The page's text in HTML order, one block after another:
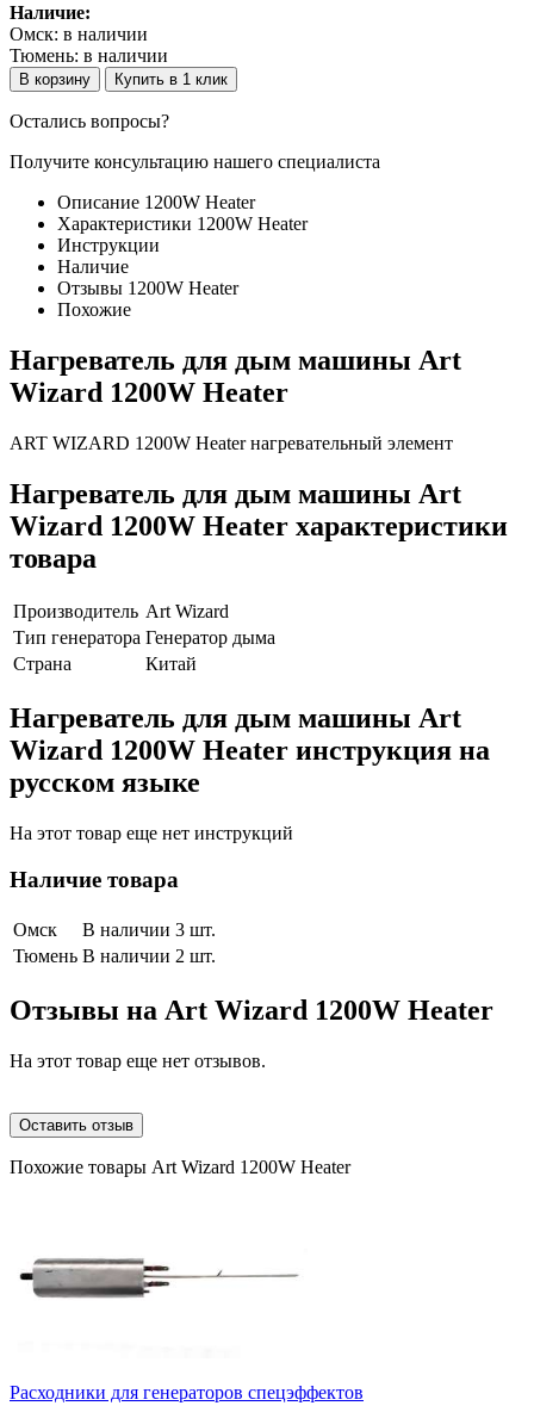
Наличие:
Омск: в наличии
Тюмень: в наличии
В корзину Купить в 1 клик
Остались вопросы?
Получите консультацию нашего специалиста
Описание 1200W Heater
Характеристики 1200W Heater
Инструкции
Наличие
Отзывы 1200W Heater
Похожие
Нагреватель для дым машины Art
Wizard 1200W Heater
ART WIZARD 1200W Heater нагревательный элемент
Нагреватель для дым машины Art
Wizard 1200W Heater характеристики
товара
Производитель Art Wizard
Тип генератора Генератор дыма
Страна
Китай
Нагреватель для дым машины Art
Wizard 1200W Heater инструкция на
русском языке
На этот товар еще нет инструкций
Наличие товара
Омск
В наличии 3 шт.
Тюмень В наличии 2 шт.
Отзывы на Art Wizard 1200W Heater
На этот товар еще нет отзывов.
Оставить отзыв
Похожие товары Art Wizard 1200W Heater
Расходники для генераторов спецэффектов